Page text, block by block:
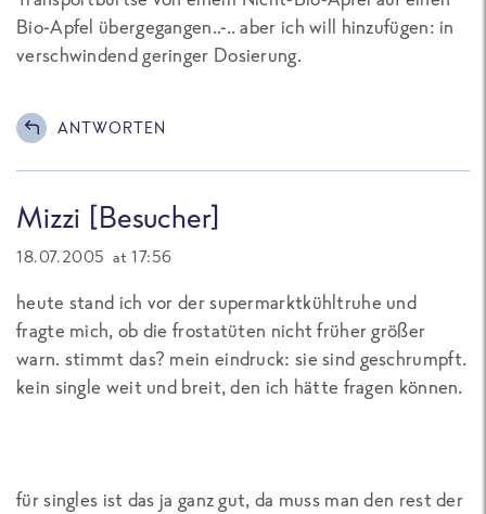
Bio-Apfel übergegangen..-.. aber ich will hinzufügen: in
verschwindend geringer Dosierung.
ANTWORTEN
Mizzi [Besucher]
18.07.2005 at 17:56
heute stand ich vor der supermarktkühltruhe und
fragte mich, ob die frostatüten nicht früher größer
warn. stimmt das? mein eindruck: sie sind geschrumpft.
kein single weit und breit, den ich hätte fragen können.
für singles ist das ja ganz gut, da muss man den rest der